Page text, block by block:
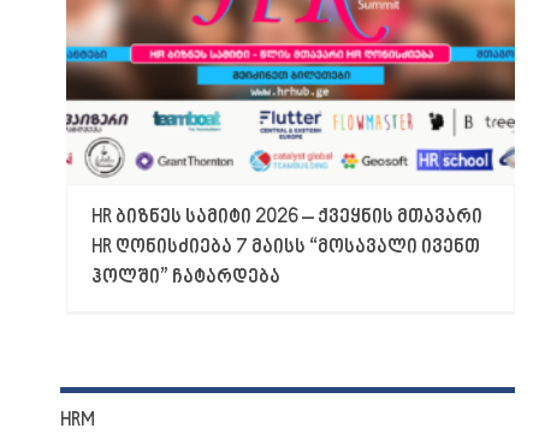
HR ბიზნეს სამიტი 2026 – ქვეყნის მთავარი
HR ღონისძიება 7 მაისს “მოსავალი ივენთ
ჰოლში” ჩატარდება
HRM